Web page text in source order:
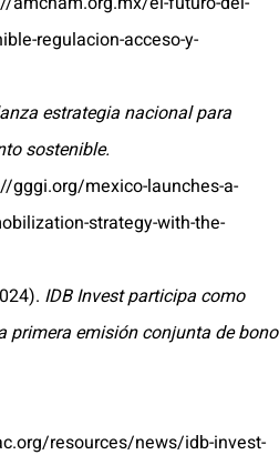
regulacion-acceso-y-
estrategia nacional para
sostenible.
gggi.org/mexico-launches-a-
strategy-with-the-
IDB Invest participa como
primera emisión conjunta de bono
resources/news/idb-invest-